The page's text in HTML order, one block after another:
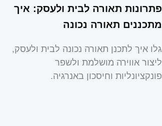
פתרונות תאורה לבית ולעסק: איך
מתכננים תאורה נכונה
גלו איך לתכנן תאורה נכונה לבית ולעסק,
ליצור אווירה מושלמת ולשפר
פונקציונליות וחיסכון באנרגיה.